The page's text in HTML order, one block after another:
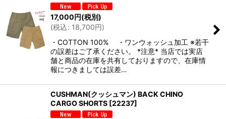
絞り込む
17,000円(税別)
(税込: 18,700円)
・COTTON 100% ・ワンウォッシュ加工 ※若干
の誤差はご了承ください。 *注意* 当店では実店
舗と商品の在庫を共有しておりますので、在庫情
報につきましては誤差…
CUSHMAN(クッシュマン) BACK CHINO
CARGO SHORTS [22237]